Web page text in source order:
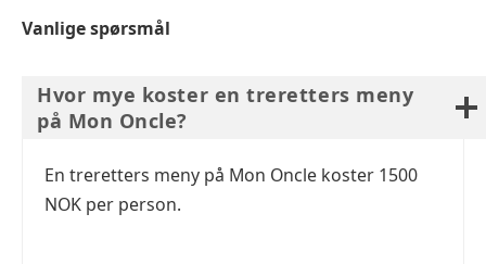
Vanlige spørsmål
Hvor mye koster en treretters meny
på Mon Oncle?
En treretters meny på Mon Oncle koster 1500
NOK per person.